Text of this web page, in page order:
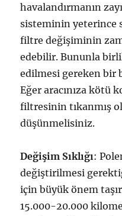
havalandırmanın
sisteminin yeterince
filtre değişiminin
edebilir. Bununla
edilmesi gereken bir
Eğer aracınıza kötü
filtresinin tıkanmış
düşünmelisiniz.
Değişim Sıklığı:
değiştirilmesi
için büyük önem
15.000-20.000